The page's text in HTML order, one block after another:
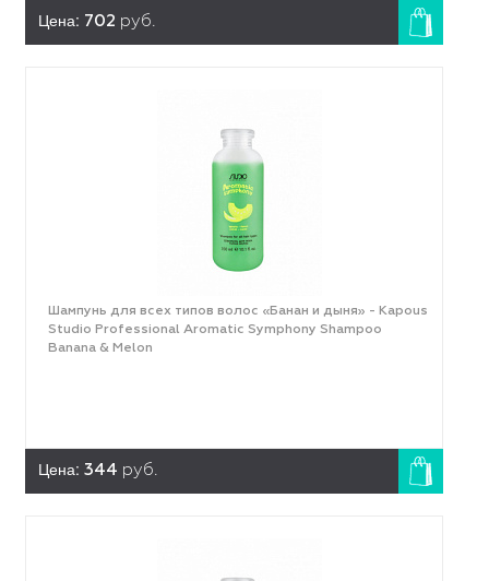
Цена: 702 руб.
Шампунь для всех типов волос «Банан и дыня» - Kapous
Studio Professional Aromatic Symphony Shampoo
Banana & Melon
Цена: 344 руб.